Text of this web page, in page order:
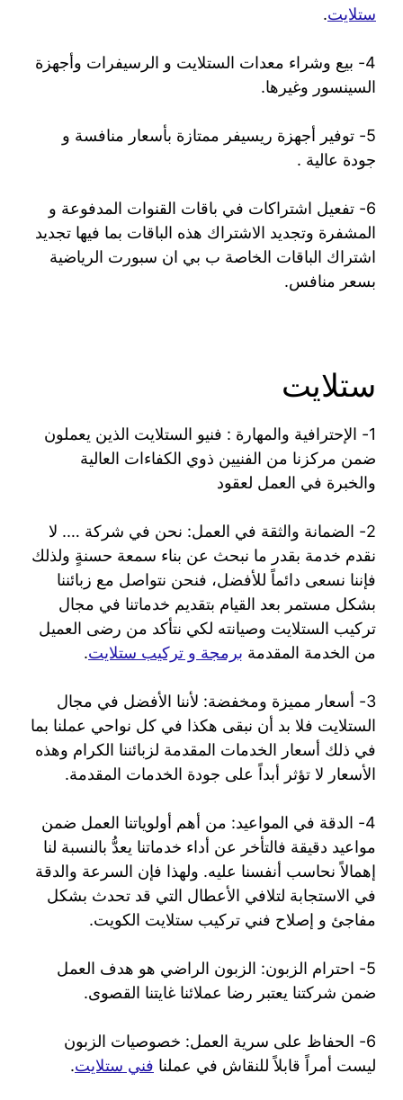
ستلايت.
4- بيع وشراء معدات الستلايت و الرسيفرات وأجهزة
السينسور وغيرها.
5- توفير أجهزة ريسيفر ممتازة بأسعار منافسة و
جودة عالية .
6- تفعيل اشتراكات في باقات القنوات المدفوعة و
المشفرة وتجديد الاشتراك هذه الباقات بما فيها تجديد
اشتراك الباقات الخاصة ب بي ان سبورت الرياضية
بسعر منافس.
ستلايت
1- الإحترافية والمهارة : فنيو الستلايت الذين يعملون
ضمن مركزنا من الفنيين ذوي الكفاءات العالية
والخبرة في العمل لعقود
2- الضمانة والثقة في العمل: نحن في شركة …. لا
نقدم خدمة بقدر ما نبحث عن بناء سمعة حسنةٍ ولذلك
فإننا نسعى دائماً للأفضل، فنحن نتواصل مع زبائننا
بشكل مستمر بعد القيام بتقديم خدماتنا في مجال
تركيب الستلايت وصيانته لكي نتأكد من رضى العميل
من الخدمة المقدمة برمجة و تركيب ستلايت.
3- أسعار مميزة ومخفضة: لأننا الأفضل في مجال
الستلايت فلا بد أن نبقى هكذا في كل نواحي عملنا بما
في ذلك أسعار الخدمات المقدمة لزبائننا الكرام وهذه
الأسعار لا تؤثر أبداً على جودة الخدمات المقدمة.
4- الدقة في المواعيد: من أهم أولوياتنا العمل ضمن
مواعيد دقيقة فالتأخر عن أداء خدماتنا يعدُّ بالنسبة لنا
إهمالاً نحاسب أنفسنا عليه. ولهذا فإن السرعة والدقة
في الاستجابة لتلافي الأعطال التي قد تحدث بشكل
مفاجئ و إصلاح فني تركيب ستلايت الكويت.
5- احترام الزبون: الزبون الراضي هو هدف العمل
ضمن شركتنا يعتبر رضا عملائنا غايتنا القصوى.
6- الحفاظ على سرية العمل: خصوصيات الزبون
ليست أمراً قابلاً للنقاش في عملنا فني ستلايت.